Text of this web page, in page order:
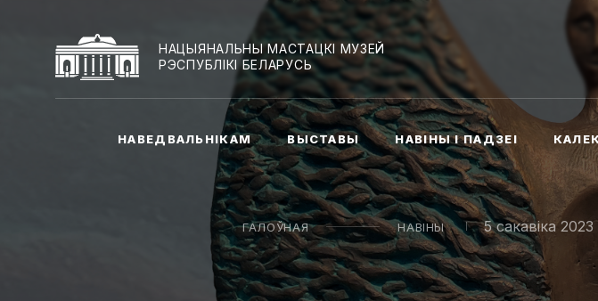
НАЦЫЯНАЛЬНЫ МАСТАЦКІ МУЗЕЙ
РЭСПУБЛІКІ БЕЛАРУСЬ
НАВЕДВАЛЬНІКАМ ВЫСТАВЫ НАВІНЫ І ПАДЗЕІ
ГАЛОЎНАЯ НАВІНЫ 5 сакавіка 2023